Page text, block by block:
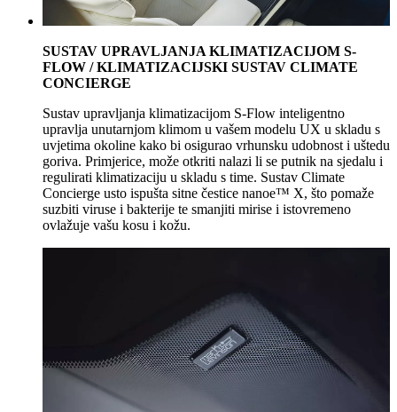
SUSTAV UPRAVLJANJA KLIMATIZACIJOM S-
FLOW / KLIMATIZACIJSKI SUSTAV CLIMATE
CONCIERGE
Sustav upravljanja klimatizacijom S-Flow inteligentno
upravlja unutarnjom klimom u vašem modelu UX u skladu s
uvjetima okoline kako bi osigurao vrhunsku udobnost i uštedu
goriva. Primjerice, može otkriti nalazi li se putnik na sjedalu i
regulirati klimatizaciju u skladu s time. Sustav Climate
Concierge usto ispušta sitne čestice nanoe™ X, što pomaže
suzbiti viruse i bakterije te smanjiti mirise i istovremeno
ovlažuje vašu kosu i kožu.